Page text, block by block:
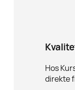
Hos
direkte